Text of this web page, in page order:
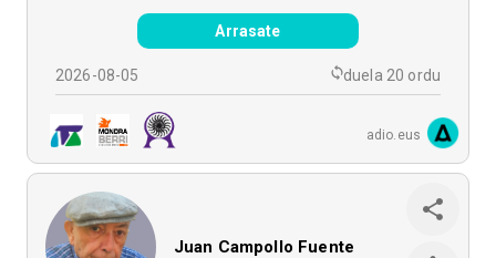
Arrasate
2026-08-05 duela 20 ordu
adio.eus
Juan Campollo Fuente